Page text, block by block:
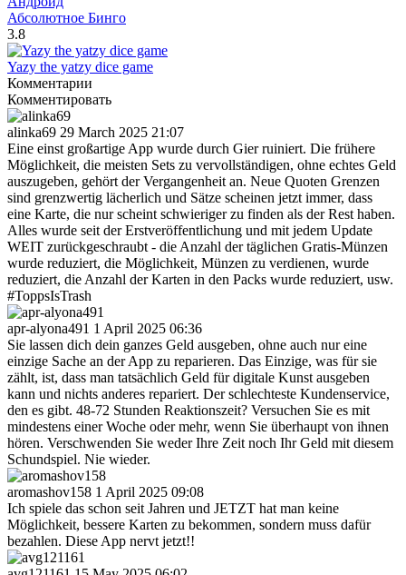
Абсолютное Бинго
3.8
Yazy the yatzy dice game
Комментарии
Комментировать
alinka69 29 March 2025 21:07
Eine einst großartige App wurde durch Gier ruiniert. Die frühere
Möglichkeit, die meisten Sets zu vervollständigen, ohne echtes Geld
auszugeben, gehört der Vergangenheit an. Neue Quoten Grenzen
sind grenzwertig lächerlich und Sätze scheinen jetzt immer, dass
eine Karte, die nur scheint schwieriger zu finden als der Rest haben.
Alles wurde seit der Erstveröffentlichung und mit jedem Update
WEIT zurückgeschraubt - die Anzahl der täglichen Gratis-Münzen
wurde reduziert, die Möglichkeit, Münzen zu verdienen, wurde
reduziert, die Anzahl der Karten in den Packs wurde reduziert, usw.
#ToppsIsTrash
apr-alyona491 1 April 2025 06:36
Sie lassen dich dein ganzes Geld ausgeben, ohne auch nur eine
einzige Sache an der App zu reparieren. Das Einzige, was für sie
zählt, ist, dass man tatsächlich Geld für digitale Kunst ausgeben
kann und nichts anderes repariert. Der schlechteste Kundenservice,
den es gibt. 48-72 Stunden Reaktionszeit? Versuchen Sie es mit
mindestens einer Woche oder mehr, wenn Sie überhaupt von ihnen
hören. Verschwenden Sie weder Ihre Zeit noch Ihr Geld mit diesem
Schundspiel. Nie wieder.
aromashov158 1 April 2025 09:08
Ich spiele das schon seit Jahren und JETZT hat man keine
Möglichkeit, bessere Karten zu bekommen, sondern muss dafür
bezahlen. Diese App nervt jetzt!!